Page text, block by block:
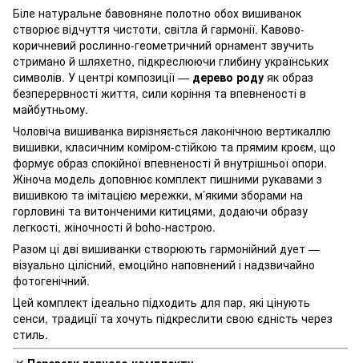
Біле натуральне бавовняне полотно обох вишиванок
створює відчуття чистоти, світла й гармонії. Кавово-
коричневий рослинно-геометричний орнамент звучить
стримано й шляхетно, підкреслюючи глибину українських
символів. У центрі композиції — дерево роду як образ
безперервності життя, сили коріння та впевненості в
майбутньому.
Чоловіча вишиванка вирізняється лаконічною вертикаллю
вишивки, класичним коміром-стійкою та прямим кроєм, що
формує образ спокійної впевненості й внутрішньої опори.
Жіноча модель доповнює комплект пишними рукавами з
вишивкою та імітацією мережки, м’якими зборами на
горловині та витонченими китицями, додаючи образу
легкості, жіночності й boho-настрою.
Разом ці дві вишиванки створюють гармонійний дует —
візуально цілісний, емоційно наповнений і надзвичайно
фотогенічний.
Цей комплект ідеально підходить для пар, які цінують
сенси, традиції та хочуть підкреслити свою єдність через
стиль.